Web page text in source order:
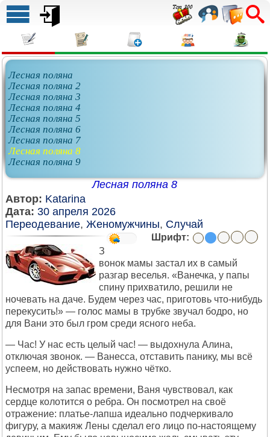
Лесная поляна
Лесная поляна 2
Лесная поляна 3
Лесная поляна 4
Лесная поляна 5
Лесная поляна 6
Лесная поляна 7
Лесная поляна 8
Лесная поляна 9
Лесная поляна 8
Автор: Katarina
Дата: 30 апреля 2026
Переодевание, Женомужчины, Случай
Шрифт:
З
вонок мамы застал их в самый
разгар веселья. «Ванечка, у папы
спину прихватило, решили не
ночевать на даче. Будем через час, приготовь что-нибудь
перекусить!» — голос мамы в трубке звучал бодро, но
для Вани это был гром среди ясного неба.
— Час! У нас есть целый час! — выдохнула Алина,
отключая звонок. — Ванесса, отставить панику, мы всё
успеем, но действовать нужно чётко.
Несмотря на запас времени, Ваня чувствовал, как
сердце колотится о ребра. Он посмотрел на своё
отражение: платье-лапша идеально подчеркивало
фигуру, а макияж Лены сделал его лицо по-настоящему